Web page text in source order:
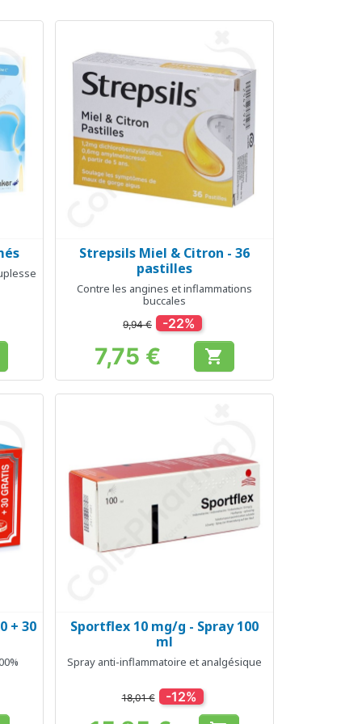
Aperçu rapide
Strepsils Miel & Citron - 36
pastilles
Contre les angines et inflammations
buccales
9,94 € -22%
7,75 € 
+ 30
Aperçu rapide
Sportflex 10 mg/g - Spray 100
ml
Spray anti-inflammatoire et analgésique
18,01 € -12%